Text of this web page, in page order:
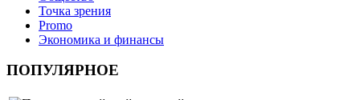
Точка зрения
Promo
Экономика и финансы
ПОПУЛЯРНОЕ